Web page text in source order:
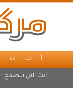
أ ب ت
انت الان تتصفح :